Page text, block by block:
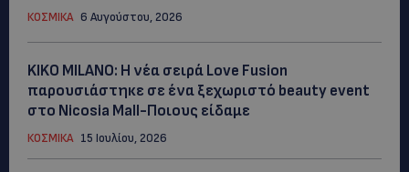
ΚΟΣΜΙΚΑ 6 Αυγούστου, 2026
KIKO MILANO: Η νέα σειρά Love Fusion
παρουσιάστηκε σε ένα ξεχωριστό beauty event
στο Nicosia Mall-Ποιους είδαμε
ΚΟΣΜΙΚΑ 15 Ιουλίου, 2026